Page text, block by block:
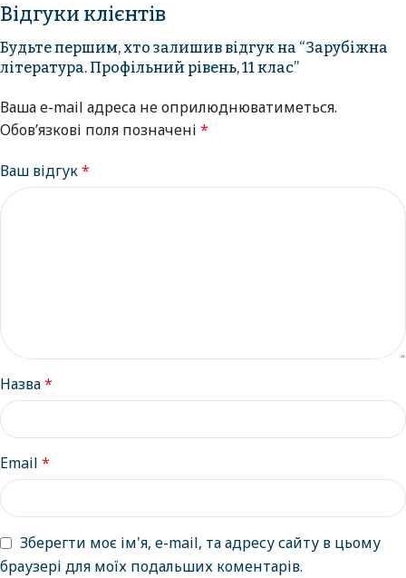
Відгуки клієнтів
Будьте першим, хто залишив відгук на “Зарубіжна
література. Профільний рівень, 11 клас”
Ваша e-mail адреса не оприлюднюватиметься.
Обов’язкові поля позначені *
Ваш відгук*
Назва*
Email *
Зберегти моє ім'я, e-mail, та адресу сайту в цьому
браузері для моїх подальших коментарів.